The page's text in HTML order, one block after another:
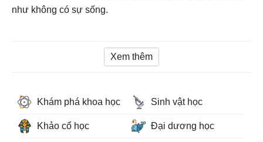
như không có sự sống.
Xem thêm
Khám phá khoa học Sinh vật học
Khảo cổ học Đại dương học